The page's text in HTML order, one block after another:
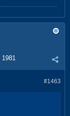
1981
#1463